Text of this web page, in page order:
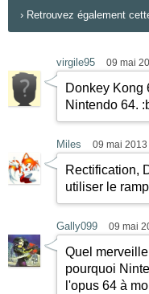
› Retrouvez également
virgile95 09 mai
Donkey Kong
Nintendo 64.
Miles 09 mai 2013
Rectification,
utiliser le
Gally099 09 mai
Quel
pourquoi
l'opus 64 à